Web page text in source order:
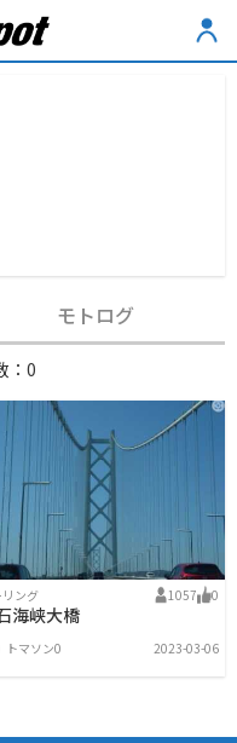
モトログ
：0
リング 1057 0
海峡大橋
トマソン0 2023-03-06